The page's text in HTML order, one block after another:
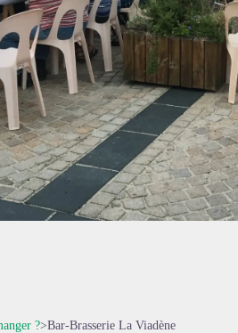
?>Bar-Brasserie La Viadène